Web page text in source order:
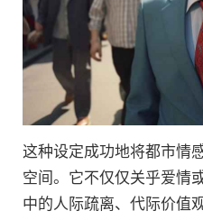
这种设定成功地将都市情
空间。它不仅仅关乎爱情
中的人际疏离、代际价值